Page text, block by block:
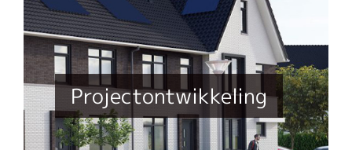
Projectontwikkeling